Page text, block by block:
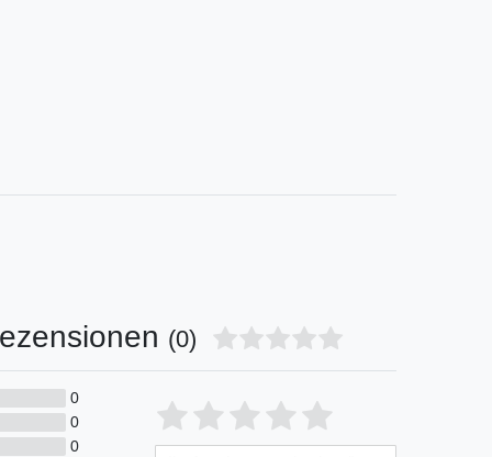
(0)
0
0
0
Bewertungssterne
4
3
2
1